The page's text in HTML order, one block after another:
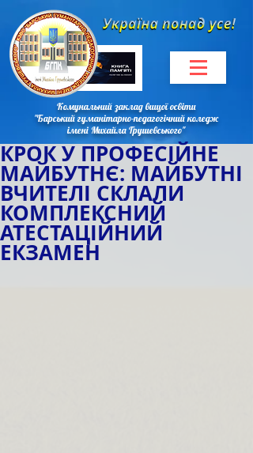
Комунальний заклад вищої освіти
"Барський гуманітарно-педагогічний коледж
імені Михайла Грушевського"
КРОК У ПРОФЕСІЙНЕ
МАЙБУТНЄ: МАЙБУТНІ
ВЧИТЕЛІ СКЛАЛИ
КОМПЛЕКСНИЙ
АТЕСТАЦІЙНИЙ
ЕКЗАМЕН